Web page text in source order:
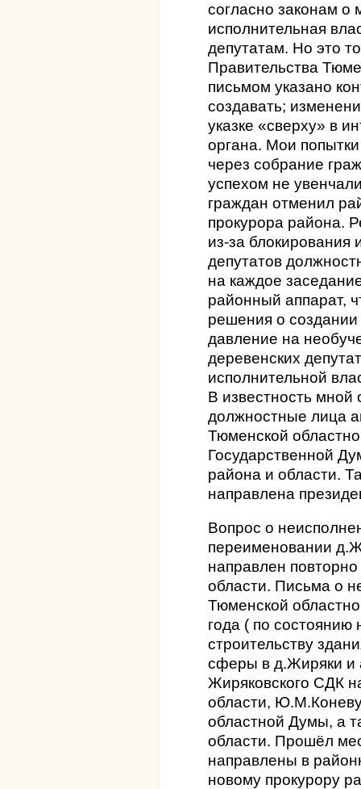
согласно законам о
исполнительная
депутатам. Но это
Правительства
письмом указано
создавать;
указке «сверху» в
органа. Мои
через собрание
успехом не
граждан отменил
прокурора района.
из-за блокирования
депутатов
на каждое
районный аппарат,
решения о создании
давление на
деревенских
исполнительной
В известность
должностные лица
Тюменской
Государственной
района и области.
направлена
Вопрос о
переименовании
направлен
области. Письма о
Тюменской
года ( по состоянию
строительству
сферы в д.Жиряки и
Жиряковского СДК
области,
областной Думы, а
области. Прошёл
направлены в
новому прокурору